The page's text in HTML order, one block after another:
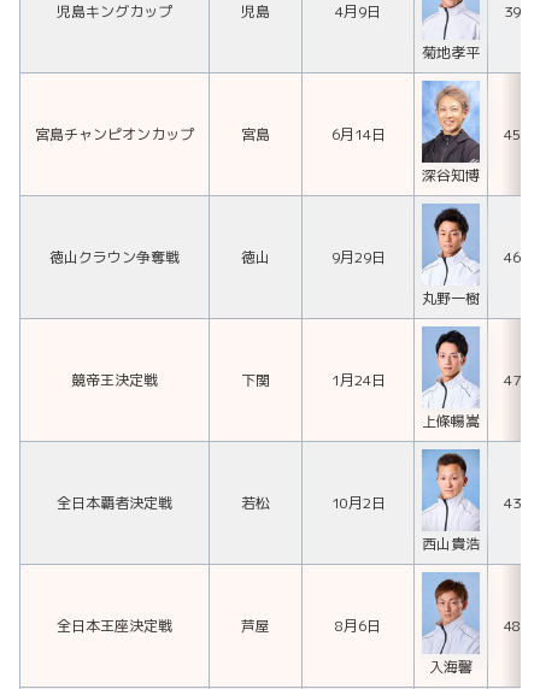
児島キングカップ 児島 4月9日
菊地孝平
宮島チャンピオンカップ 宮島 6月14日
深谷知博
徳山クラウン争奪戦 徳山 9月29日
丸野一樹
競帝王決定戦 下関 1月24日
上條暢嵩
全日本覇者決定戦 若松 10月2日
西山貴浩
全日本王座決定戦 芦屋 8月6日
入海馨